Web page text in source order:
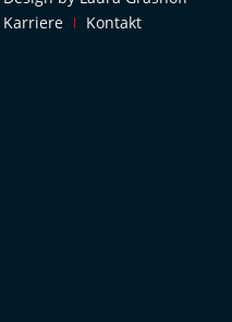
Karriere Kontakt